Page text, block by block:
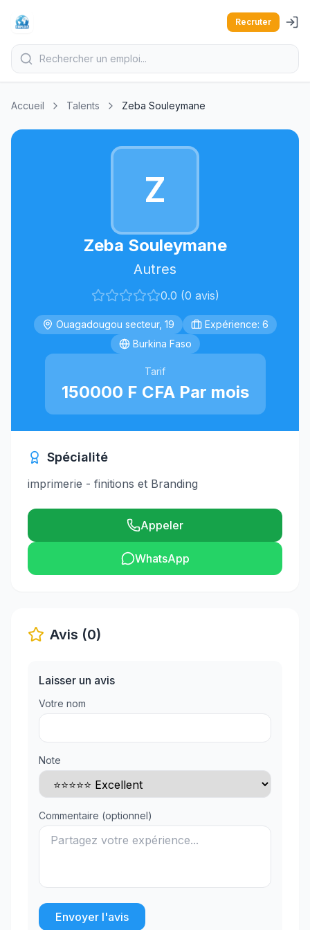
Recruter
Accueil Talents Zeba Souleymane
Z
Zeba Souleymane
Autres
0.0 (0 avis)
Ouagadougou secteur, 19
Expérience: 6
Burkina Faso
Tarif
150000 F CFA Par mois
Spécialité
imprimerie - finitions et Branding
Appeler
WhatsApp
Avis (0)
Laisser un avis
Votre nom
Note
Commentaire (optionnel)
Envoyer l'avis